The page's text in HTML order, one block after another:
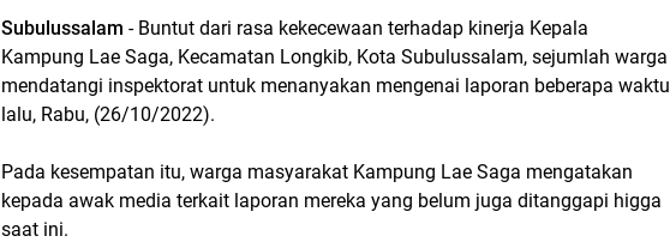
Subulussalam - Buntut dari rasa kekecewaan terhadap kinerja Kepala
Kampung Lae Saga, Kecamatan Longkib, Kota Subulussalam, sejumlah warga
mendatangi inspektorat untuk menanyakan mengenai laporan beberapa waktu
lalu, Rabu, (26/10/2022).
Pada kesempatan itu, warga masyarakat Kampung Lae Saga mengatakan
kepada awak media terkait laporan mereka yang belum juga ditanggapi higga
saat ini.